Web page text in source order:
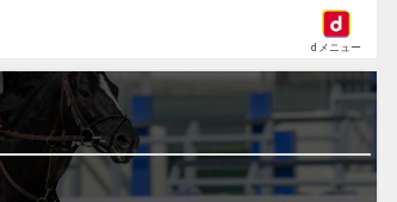
dメニュー